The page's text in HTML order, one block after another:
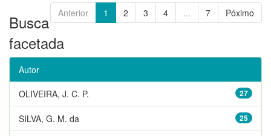
Anterior 1 2 3 4 ... 7 Póximo
Busca
facetada
Autor
27
OLIVEIRA, J. C. P.
25
SILVA, G. M. da